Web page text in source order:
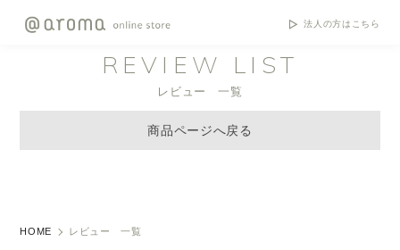
法人の方はこちら
REVIEW LIST
レビュー 一覧
商品ページへ戻る
HOME レビュー 一覧